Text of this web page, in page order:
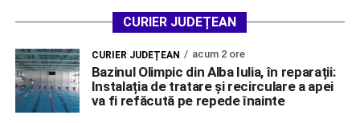
CURIER JUDEȚEAN
CURIER JUDEȚEAN acum 2 ore
Bazinul Olimpic din Alba Iulia, în reparații:
Instalația de tratare și recirculare a apei
va fi refăcută pe repede înainte